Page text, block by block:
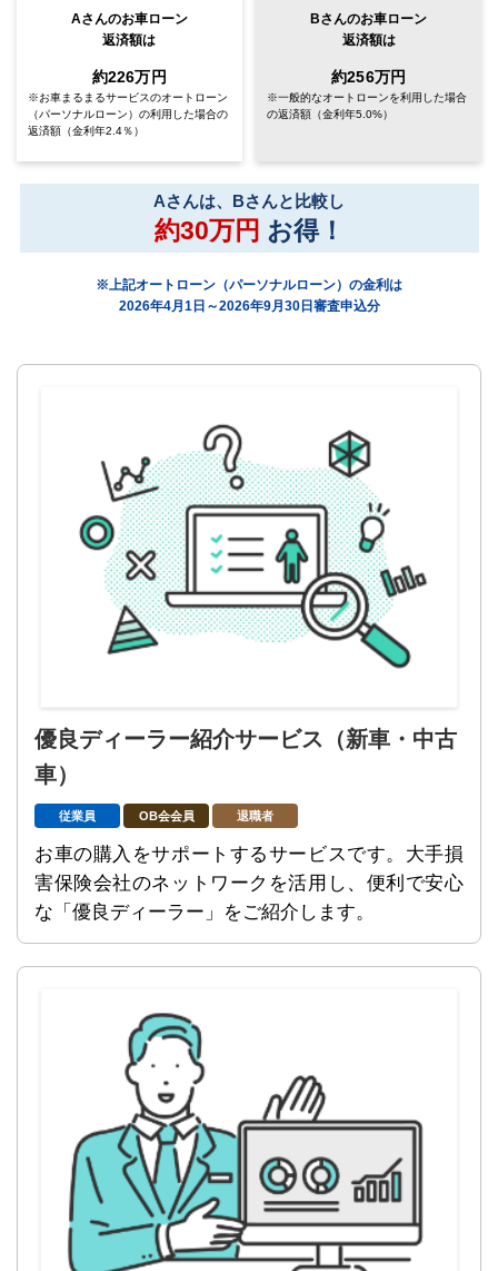
Aさんのお車ローン
返済額は
約226万円
※お車まるまるサービスのオートローン
（パーソナルローン） の利用した場合の
返済額（金利年2.4％）
Bさんのお車ローン
返済額は
約256万円
※一般的なオートローンを利用した場合
の返済額 （金利年5.0%）
Aさんは、Bさんと比較し
約30万円 お得！
※上記オートローン（パーソナルローン）の金利は
2026年4月1日～2026年9月30日審査申込分
優良ディーラー紹介サービス （新車・中古
車）
従業員 OB会会員 退職者
お車の購入をサポートするサービスです。大手損
害保険会社のネットワークを活用し、便利で安心
な「優良ディーラー」をご紹介します。